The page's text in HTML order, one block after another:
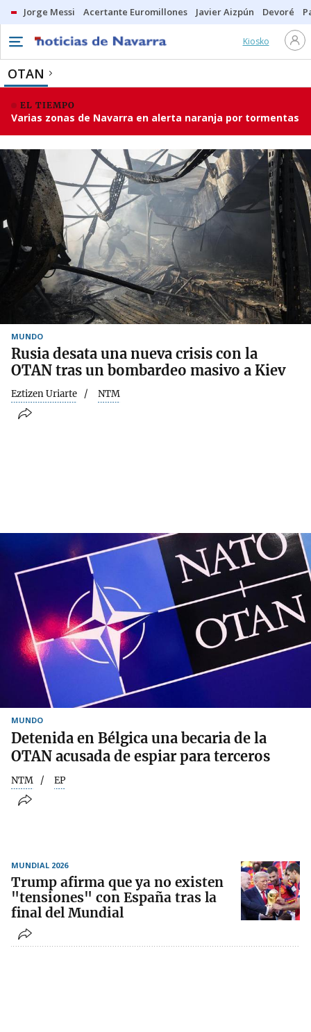
Jorge Messi Acertante Euromillones Javier Aizpún Devoré
Kiosko
OTAN
EL TIEMPO
Varias zonas de Navarra en alerta naranja por tormentas
MUNDO
Rusia desata una nueva crisis con la
OTAN tras un bombardeo masivo a Kiev
Eztizen Uriarte NTM
MUNDO
Detenida en Bélgica una becaria de la
OTAN acusada de espiar para terceros
NTM EP
MUNDIAL 2026
Trump afirma que ya no existen
"tensiones" con España tras la
final del Mundial